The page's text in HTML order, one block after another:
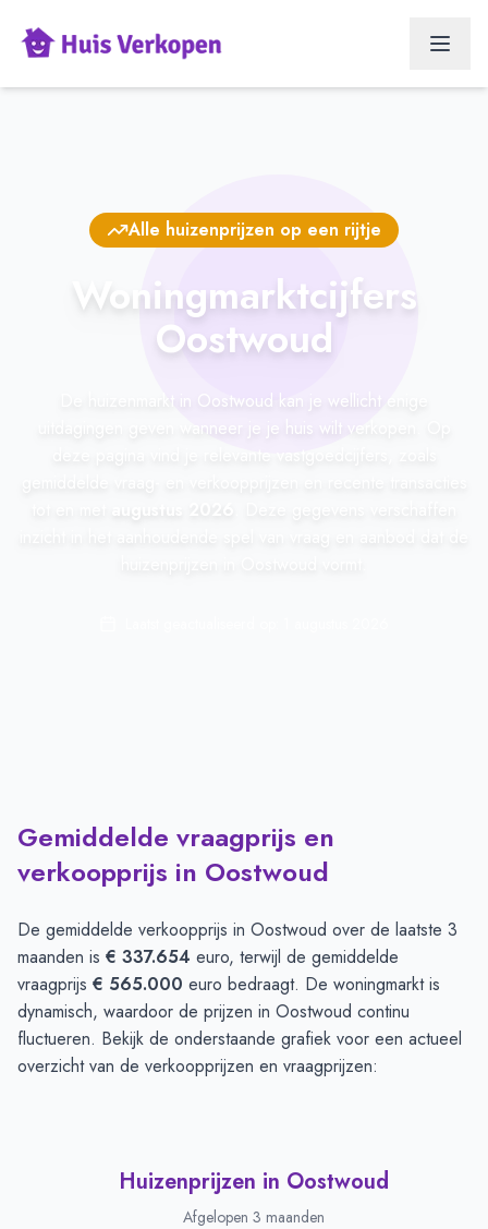
Alle huizenprijzen op een rijtje
Woningmarktcijfers
Oostwoud
De huizenmarkt in Oostwoud kan je wellicht enige
uitdagingen geven wanneer je je huis wilt verkopen. Op
Gemiddelde vraagprijs en
verkoopprijs in Oostwoud
De gemiddelde verkoopprijs in Oostwoud over de laatste 3
maanden is € 337.654 euro, terwijl de gemiddelde
vraagprijs € 565.000 euro bedraagt. De woningmarkt is
dynamisch, waardoor de prijzen in Oostwoud continu
fluctueren. Bekijk de onderstaande grafiek voor een actueel
overzicht van de verkoopprijzen en vraagprijzen:
Huizenprijzen in Oostwoud
Afgelopen 3 maanden